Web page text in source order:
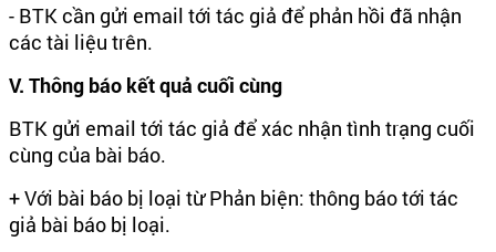
- BTK cần gửi email tới tác giả để phản hồi đã nhận
các tài liệu trên.
V. Thông báo kết quả cuối cùng
BTK gửi email tới tác giả để xác nhận tình trạng cuối
cùng của bài báo.
+ Với bài báo bị loại từ Phản biện: thông báo tới tác
giả bài báo bị loại.